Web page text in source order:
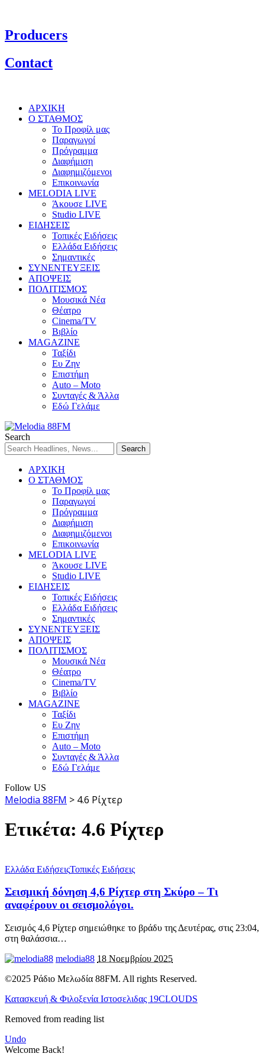
Producers
Contact
ΑΡΧΙΚΗ
Ο ΣΤΑΘΜΟΣ
Το Προφίλ μας
Παραγωγοί
Πρόγραμμα
Διαφήμιση
Διαφημιζόμενοι
Επικοινωνία
MELODIA LIVE
Άκουσε LIVE
Studio LIVE
ΕΙΔΗΣΕΙΣ
Τοπικές Ειδήσεις
Ελλάδα Ειδήσεις
Σημαντικές
ΣΥΝΕΝΤΕΥΞΕΙΣ
ΑΠΟΨΕΙΣ
ΠΟΛΙΤΙΣΜΟΣ
Μουσικά Νέα
Θέατρο
Cinema/TV
Βιβλίο
MAGAZINE
Ταξίδι
Ευ Ζην
Επιστήμη
Auto – Moto
Συνταγές & Άλλα
Εδώ Γελάμε
Search
ΑΡΧΙΚΗ
Ο ΣΤΑΘΜΟΣ
Το Προφίλ μας
Παραγωγοί
Πρόγραμμα
Διαφήμιση
Διαφημιζόμενοι
Επικοινωνία
MELODIA LIVE
Άκουσε LIVE
Studio LIVE
ΕΙΔΗΣΕΙΣ
Τοπικές Ειδήσεις
Ελλάδα Ειδήσεις
Σημαντικές
ΣΥΝΕΝΤΕΥΞΕΙΣ
ΑΠΟΨΕΙΣ
ΠΟΛΙΤΙΣΜΟΣ
Μουσικά Νέα
Θέατρο
Cinema/TV
Βιβλίο
MAGAZINE
Ταξίδι
Ευ Ζην
Επιστήμη
Auto – Moto
Συνταγές & Άλλα
Εδώ Γελάμε
Follow US
Melodia 88FM > 4.6 Ρίχτερ
Ετικέτα: 4.6 Ρίχτερ
Ελλάδα ΕιδήσειςΤοπικές Ειδήσεις
Σεισμική δόνηση 4,6 Ρίχτερ στη Σκύρο – Τι
αναφέρουν οι σεισμολόγοι.
Σεισμός 4,6 Ρίχτερ σημειώθηκε το βράδυ της Δευτέρας, στις 23:04,
στη θαλάσσια…
melodia88 18 Νοεμβρίου 2025
©2025 Ράδιο Μελωδία 88FM. All rights Reserved.
Κατασκευή & Φιλοξενία Ιστοσελιδας 19CLOUDS
Removed from reading list
Undo
Welcome Back!